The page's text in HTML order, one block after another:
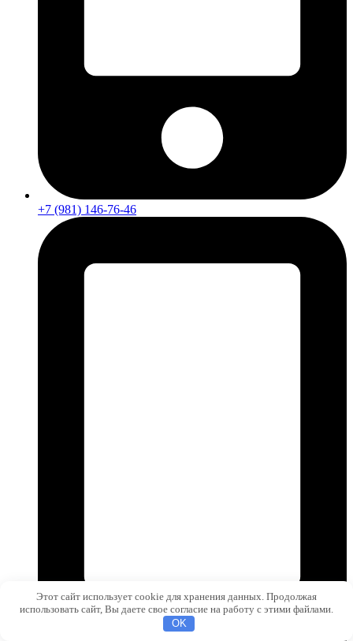
+7 (981) 146-76-46
Этот сайт использует cookie для хранения данных. Продолжая
использовать сайт, Вы даете свое согласие на работу с этими файлами.
OK